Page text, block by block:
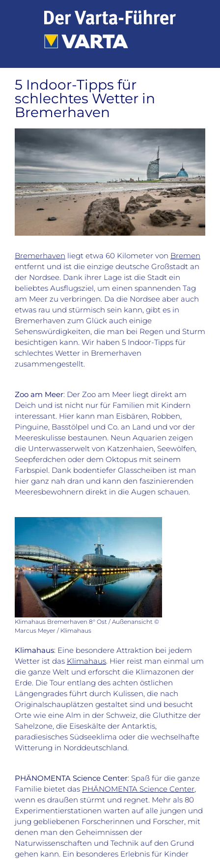
5 Indoor-Tipps für
schlechtes Wetter in
Bremerhaven
grösseres
Bild
Bremerhaven liegt etwa 60 Kilometer von Bremen
entfernt und ist die einzige deutsche Großstadt an
der Nordsee. Dank ihrer Lage ist die Stadt ein
beliebtes Ausflugsziel, um einen spannenden Tag
am Meer zu verbringen. Da die Nordsee aber auch
etwas rau und stürmisch sein kann, gibt es in
Bremerhaven zum Glück auch einige
Sehenswürdigkeiten, die man bei Regen und Sturm
besichtigen kann. Wir haben 5 Indoor-Tipps für
schlechtes Wetter in Bremerhaven
zusammengestellt.
Zoo am Meer: Der Zoo am Meer liegt direkt am
Deich und ist nicht nur für Familien mit Kindern
interessant. Hier kann man Eisbären, Robben,
Pinguine, Basstölpel und Co. an Land und vor der
Meereskulisse bestaunen. Neun Aquarien zeigen
die Unterwasserwelt von Katzenhaien, Seewölfen,
Seepferdchen oder dem Oktopus mit seinem
Farbspiel. Dank bodentiefer Glasscheiben ist man
hier ganz nah dran und kann den faszinierenden
Meeresbewohnern direkt in die Augen schauen.
Klimahaus Bremerhaven 8° Ost / Außenansicht ©
Marcus Meyer / Klimahaus
Klimahaus: Eine besondere Attraktion bei jedem
Wetter ist das Klimahaus. Hier reist man einmal um
die ganze Welt und erforscht die Klimazonen der
Erde. Die Tour entlang des achten östlichen
Längengrades führt durch Kulissen, die nach
Originalschauplätzen gestaltet sind und besucht
Orte wie eine Alm in der Schweiz, die Gluthitze der
Sahelzone, die Eiseskälte der Antarktis,
paradiesisches Südseeklima oder die wechselhafte
Witterung in Norddeutschland.
PHÄNOMENTA Science Center: Spaß für die ganze
Familie bietet das PHÄNOMENTA Science Center,
wenn es draußen stürmt und regnet. Mehr als 80
Experimentierstationen warten auf alle jungen und
jung gebliebenen Forscherinnen und Forscher, mit
denen man den Geheimnissen der
Naturwissenschaften und Technik auf den Grund
gehen kann. Ein besonderes Erlebnis für Kinder